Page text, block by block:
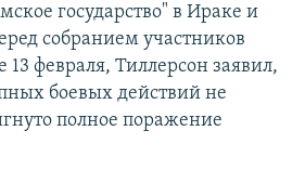
государство" в Ираке и
собранием участников
13 февраля, Тиллерсон заявил,
боевых действий не
полное поражение